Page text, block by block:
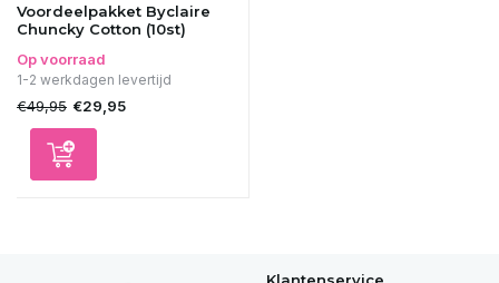
Voordeelpakket Byclaire
Chuncky Cotton (10st)
Op voorraad
1-2 werkdagen levertijd
€49,95 €29,95